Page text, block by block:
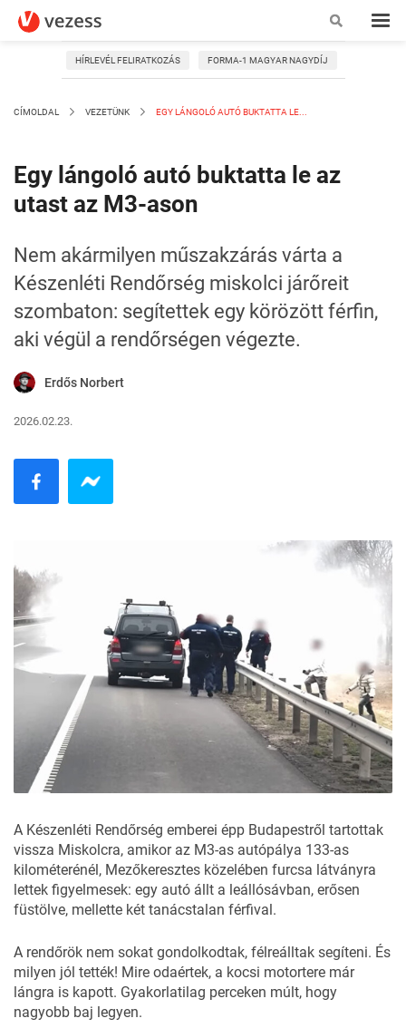
HÍRLEVÉL FELIRATKOZÁS FORMA-1 MAGYAR NAGYDÍJ
CÍMOLDAL VEZETÜNK EGY LÁNGOLÓ AUTÓ BUKTATTA LE...
Egy lángoló autó buktatta le az
utast az M3-ason
Nem akármilyen műszakzárás várta a
Készenléti Rendőrség miskolci járőreit
szombaton: segítettek egy körözött férfin,
aki végül a rendőrségen végezte.
Erdős Norbert
2026.02.23.
A Készenléti Rendőrség emberei épp Budapestről tartottak
vissza Miskolcra, amikor az M3-as autópálya 133-as
kilométerénél, Mezőkeresztes közelében furcsa látványra
lettek figyelmesek: egy autó állt a leállósávban, erősen
füstölve, mellette két tanácstalan férfival.
A rendőrök nem sokat gondolkodtak, félreálltak segíteni. És
milyen jól tették! Mire odaértek, a kocsi motortere már
lángra is kapott. Gyakorlatilag perceken múlt, hogy
nagyobb baj legyen.